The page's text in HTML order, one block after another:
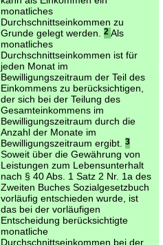
monatliches
Durchschnittseinkommen zu
Grunde gelegt werden.
2 Als
monatliches
Durchschnittseinkommen ist für
jeden Monat im
Bewilligungszeitraum der Teil des
Einkommens zu berücksichtigen,
der sich bei der Teilung des
Gesamteinkommens im
Bewilligungszeitraum durch die
Anzahl der Monate im
Bewilligungszeitraum ergibt.
3
Soweit über die Gewährung von
Leistungen zum Lebensunterhalt
nach § 40 Abs. 1 Satz 2 Nr. 1a des
Zweiten Buches Sozialgesetzbuch
vorläufig entschieden wurde, ist
das bei der vorläufigen
Entscheidung berücksichtigte
monatliche
Durchschnittseinkommen bei der